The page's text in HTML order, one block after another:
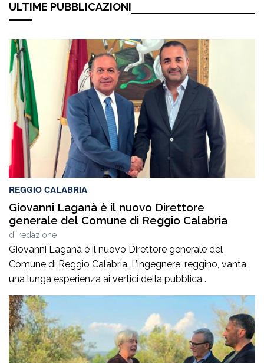
ULTIME PUBBLICAZIONI
REGGIO CALABRIA
Giovanni Laganà è il nuovo Direttore
generale del Comune di Reggio Calabria
di redazione
Giovanni Laganà è il nuovo Direttore generale del
Comune di Reggio Calabria. L’ingegnere, reggino, vanta
una lunga esperienza ai vertici della pubblica
amministrazione e della gestione delle infrastrutture in
Calabria ed in Sicilia. È stato Vice Direttore regionale
Anas Sicilia, Capo Compartimento Anas Calabria,
Direttore generale della Regione Calabria e Direttore
generale della ItalConsult Spa, […]